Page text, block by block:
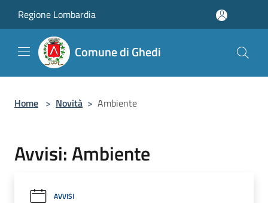
Regione Lombardia
Comune di Ghedi
Home > Novità > Ambiente
Avvisi: Ambiente
AVVISI